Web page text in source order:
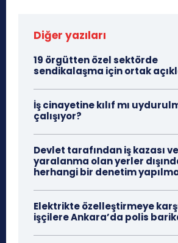
Diğer yazıları
19 örgütten özel sektörde
sendikalaşma için ortak
İş cinayetine kılıf mı
çalışıyor?
Devlet tarafından iş kazası
yaralanma olan yerler
herhangi bir denetim
Elektrikte özelleştirmeye
işçilere Ankara’da polis